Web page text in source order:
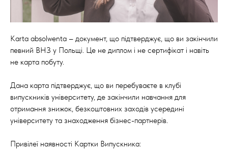
Karta absolwenta – документ, що підтверджує, що ви закінчили
певний ВНЗ у Польщі. Це не диплом і не сертифікат і навіть
не карта побуту.
Дана карта підтверджує, що ви перебуваєте в клубі
випускників університету, де закінчили навчання для
отримання знижок, безкоштовних заходів усередині
університету та знаходження бізнес-партнерів.
Привілеї наявності Картки Випускника: